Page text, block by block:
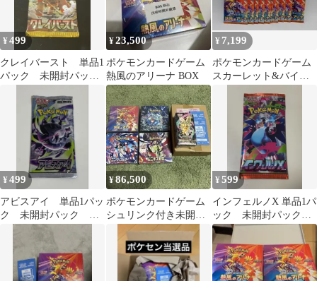
¥499
クレイバースト 単品1
パック 未開封パッ
ンカード ポケカ
¥23,500
ポケモンカードゲーム
熱風のアリーナ BOX
¥ 7,199
ポケモンカードゲーム
スカーレット&バイオ
ク 熱風のアリーナ
¥499
アビスアイ 単品1パッ
ク 未開封パック バ
ラ売り ポケモンカー
ド ポケカ
¥86,500
ポケモンカードゲーム
シュリンク付き未開封
BOXセット
¥599
インフェルノX 単品1パ
ック 未開封パック
バラ売り ポケモンカ
ード ポケカ